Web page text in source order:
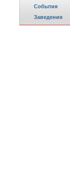
События
Заведения